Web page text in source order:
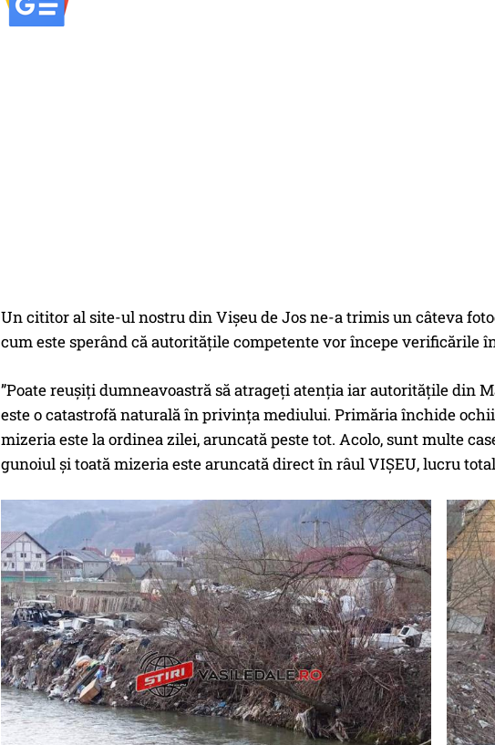
Un cititor al site-ul nostru din Vișeu de Jos ne-a trimis un câteva
cum este sperând că autoritățile competente vor începe verificările
”Poate reușiți dumneavoastră să atrageți atenția iar autoritățile din
este o catastrofă naturală în privința mediului. Primăria închide
mizeria este la ordinea zilei, aruncată peste tot. Acolo, sunt multe
gunoiul și toată mizeria este aruncată direct în râul VIȘEU, lucru